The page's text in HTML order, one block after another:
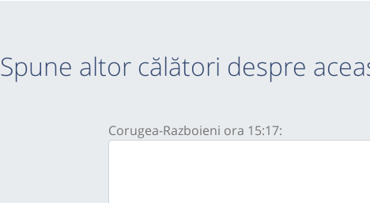
Spune altor călători despre
Corugea-Razboieni ora 15:17: